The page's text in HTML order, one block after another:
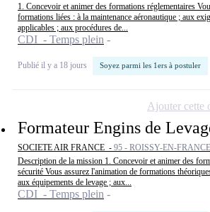
1. Concevoir et animer des formations réglementaires
formations liées : à la maintenance aéronautique ; aux
applicables ; aux procédures de...
CDI - Temps plein
Publié il y a 18 jours Soyez parmi les 1ers à postuler
Formateur Engins de
SOCIETE AIR FRANCE - 95 - ROISSY-EN-FRANCE
Description de la mission 1. Concevoir et animer des
sécurité Vous assurez l'animation de formations
aux équipements de levage ; aux...
CDI - Temps plein
Ajouter cette